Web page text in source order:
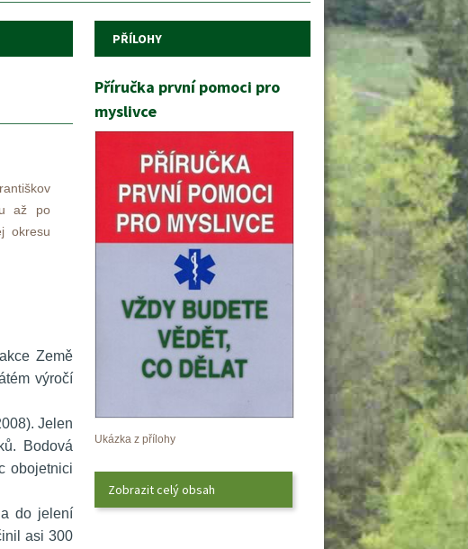
až po
okresu
Země
výročí
Jelen
Bodová
obojetnici
do jelení
asi 300
PŘÍLOHY
Příručka první pomoci pro
myslivce
Ukázka z přílohy
Zobrazit celý obsah